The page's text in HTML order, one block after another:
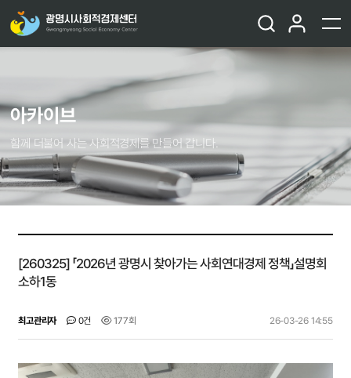
아카이브
함께 더불어 사는 사회적경제를 만들어 갑니다.
[260325] 「2026년 광명시 찾아가는 사회연대경제 정책」설명회
소하1동
최고관리자 0건 177회 26-03-26 14:55